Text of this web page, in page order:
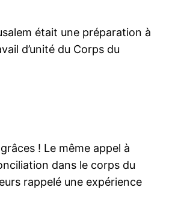
était une préparation à
d’unité du Corps du
! Le même appel à
dans le corps du
rappelé une expérience